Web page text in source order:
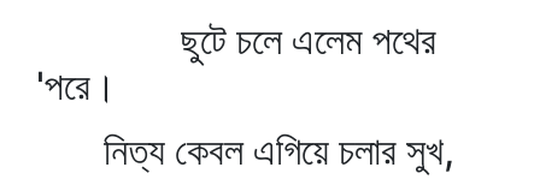
ছুটে চলে এলেম পথের
'পরে।
নিত্য কেবল এগিয়ে চলার সুখ,